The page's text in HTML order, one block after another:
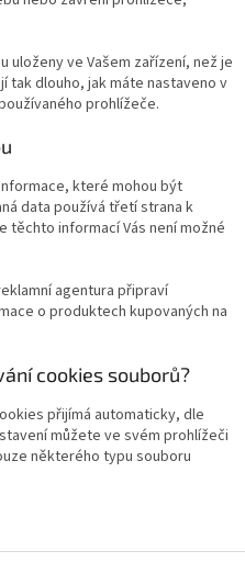
uloženy ve Vašem zařízení, než je
tak dlouho, jak máte nastaveno v
prohlížeče.
které mohou být
data používá třetí strana k
těchto informací Vás není možné
agentura připraví
o produktech kupovaných na
cookies souborů?
přijímá automaticky, dle
můžete ve svém prohlížeči
některého typu souboru